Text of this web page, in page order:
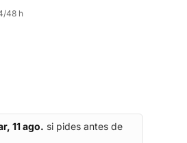
48 h
11 ago. si pides antes de